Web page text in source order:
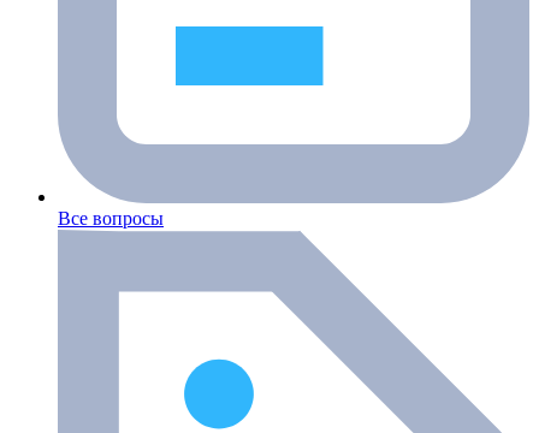
Все вопросы